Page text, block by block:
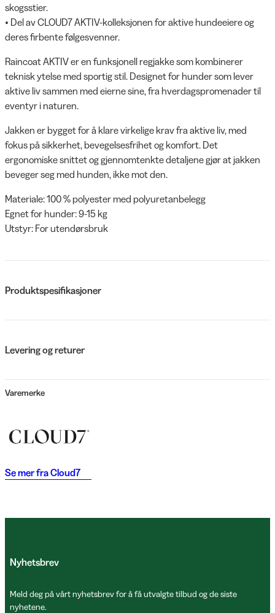
skogsstier.
• Del av CLOUD7 AKTIV-kolleksjonen for aktive hundeeiere og
deres firbente følgesvenner.
Raincoat AKTIV er en funksjonell regjakke som kombinerer
teknisk ytelse med sportig stil. Designet for hunder som lever
aktive liv sammen med eierne sine, fra hverdagspromenader til
eventyr i naturen.
Jakken er bygget for å klare virkelige krav fra aktive liv, med
fokus på sikkerhet, bevegelsesfrihet og komfort. Det
ergonomiske snittet og gjennomtenkte detaljene gjør at jakken
beveger seg med hunden, ikke mot den.
Materiale: 100 % polyester med polyuretanbelegg
Egnet for hunder: 9-15 kg
Utstyr: For utendørsbruk
Produktspesifikasjoner
Levering og returer
Varemerke
Se mer fraCloud7
Nyhetsbrev
Meld deg på vårt nyhetsbrev for å få utvalgte tilbud og de siste
nyhetene.